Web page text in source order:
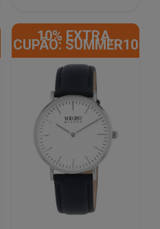
10% EXTRA,
CUPÃO: SUMMER10